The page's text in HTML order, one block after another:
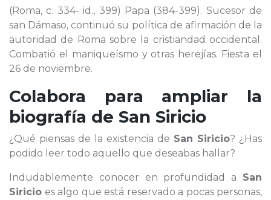
(Roma, c. 334- id., 399) Papa (384-399). Sucesor de
san Dámaso, continuó su política de afirmación de la
autoridad de Roma sobre la cristiandad occidental.
Combatió el maniqueísmo y otras herejías. Fiesta el
26 de noviembre.
Colabora para ampliar la
biografía de San Siricio
¿Qué piensas de la existencia de San Siricio? ¿Has
podido leer todo aquello que deseabas hallar?
Indudablemente conocer en profundidad a San
Siricio es algo que está reservado a pocas personas,